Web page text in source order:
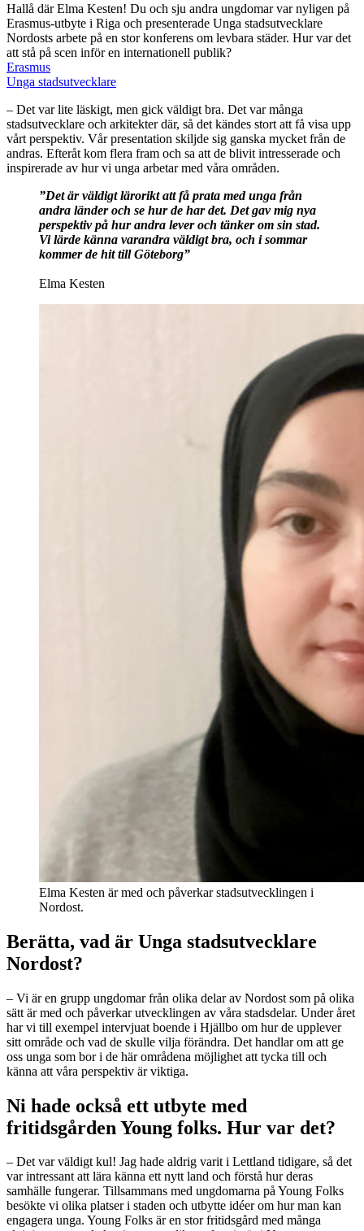
Hallå där Elma Kesten! Du och sju andra ungdomar var nyligen på
Erasmus-utbyte i Riga och presenterade Unga stadsutvecklare
Nordosts arbete på en stor konferens om levbara städer. Hur var det
att stå på scen inför en internationell publik?
Erasmus
Unga stadsutvecklare
– Det var lite läskigt, men gick väldigt bra. Det var många
stadsutvecklare och arkitekter där, så det kändes stort att få visa upp
vårt perspektiv. Vår presentation skiljde sig ganska mycket från de
andras. Efteråt kom flera fram och sa att de blivit intresserade och
inspirerade av hur vi unga arbetar med våra områden.
”Det är väldigt lärorikt att få prata med unga från
andra länder och se hur de har det. Det gav mig nya
perspektiv på hur andra lever och tänker om sin stad.
Vi lärde känna varandra väldigt bra, och i sommar
kommer de hit till Göteborg”
Elma Kesten
Elma Kesten är med och påverkar stadsutvecklingen i
Nordost.
Berätta, vad är Unga stadsutvecklare
Nordost?
– Vi är en grupp ungdomar från olika delar av Nordost som på olika
sätt är med och påverkar utvecklingen av våra stadsdelar. Under året
har vi till exempel intervjuat boende i Hjällbo om hur de upplever
sitt område och vad de skulle vilja förändra. Det handlar om att ge
oss unga som bor i de här områdena möjlighet att tycka till och
känna att våra perspektiv är viktiga.
Ni hade också ett utbyte med
fritidsgården Young folks. Hur var det?
– Det var väldigt kul! Jag hade aldrig varit i Lettland tidigare, så det
var intressant att lära känna ett nytt land och förstå hur deras
samhälle fungerar. Tillsammans med ungdomarna på Young Folks
besökte vi olika platser i staden och utbytte idéer om hur man kan
engagera unga. Young Folks är en stor fritidsgård med många